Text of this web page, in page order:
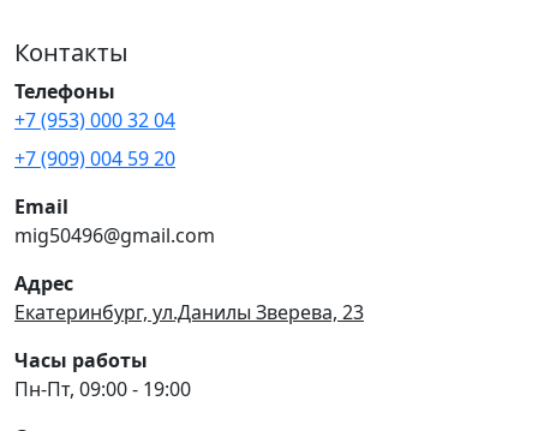
Контакты
Телефоны
+7 (953) 000 32 04
+7 (909) 004 59 20
Email
mig50496@gmail.com
Адрес
Екатеринбург, ул.Данилы Зверева, 23
Часы работы
Пн-Пт, 09:00 - 19:00